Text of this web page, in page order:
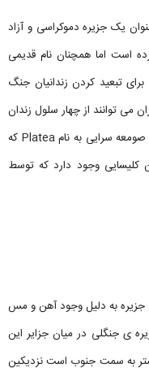
یک جزیره دموکراسی و آزاد
است اما همچنان نام قدیمی
تبعید کردن زندانیان جنگ
می توانند از چهار سلول زندان
که در زیر زمین قرار دارد دیدند کنند علاوه براین صومعه سرایی به نام Platea که
کلیسایی وجود دارد که توسط
جزیره به دلیل وجود آهن و مس
ی جنگلی در میان جزایر این
آنجا که این جزیره حدود ۱۲ کیلومتر به سمت جنوب است نزدیکین